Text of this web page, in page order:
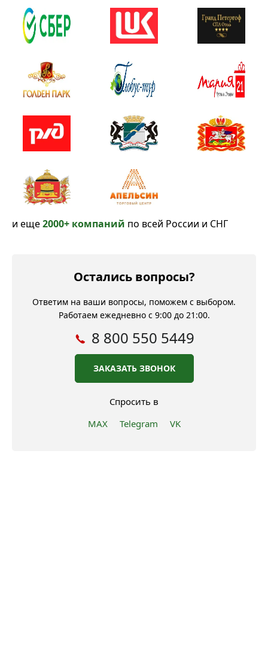
и еще2000+ компаний по всей России и СНГ
Остались вопросы?
Ответим на ваши вопросы, поможем с выбором.
Работаем ежедневно с 9:00 до 21:00.
8 800 550 5449
ЗАКАЗАТЬ ЗВОНОК
Спросить в
MAX
Telegram VK